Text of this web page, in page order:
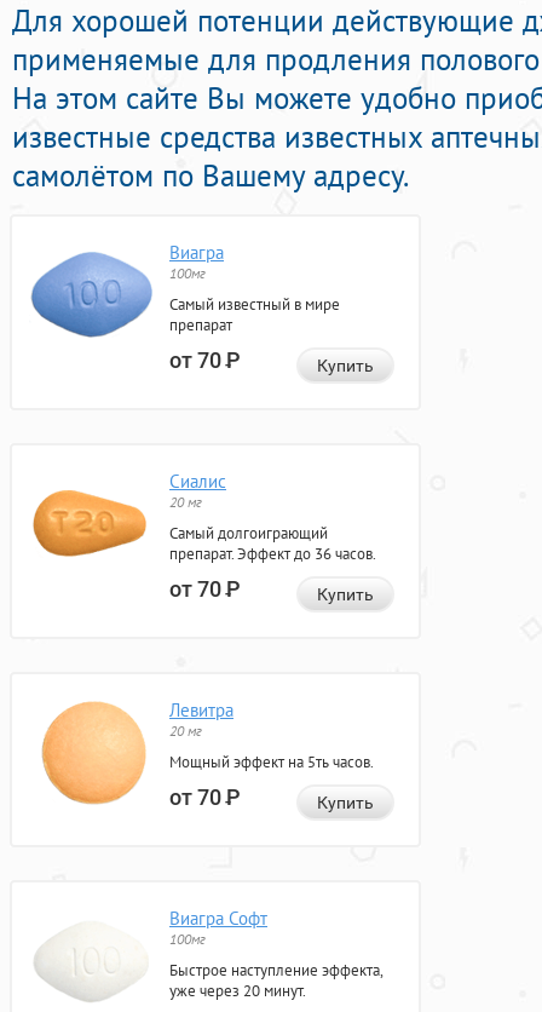
Для хорошей потенции действующие
применяемые для продления полового
На этом сайте Вы можете удобно
известные средства известных
самолётом по Вашему адресу.
Виагра
100мг
Самый известный в мире
препарат
от 70Р Купить
Сиалис
20 мг
Самый долгоиграющий
препарат. Эффект до 36 часов.
от 70Р Купить
Левитра
20 мг
Мощный эффект на 5ть часов.
от 70Р Купить
Виагра Софт
100мг
Быстрое наступление эффекта,
уже через 20 минут.